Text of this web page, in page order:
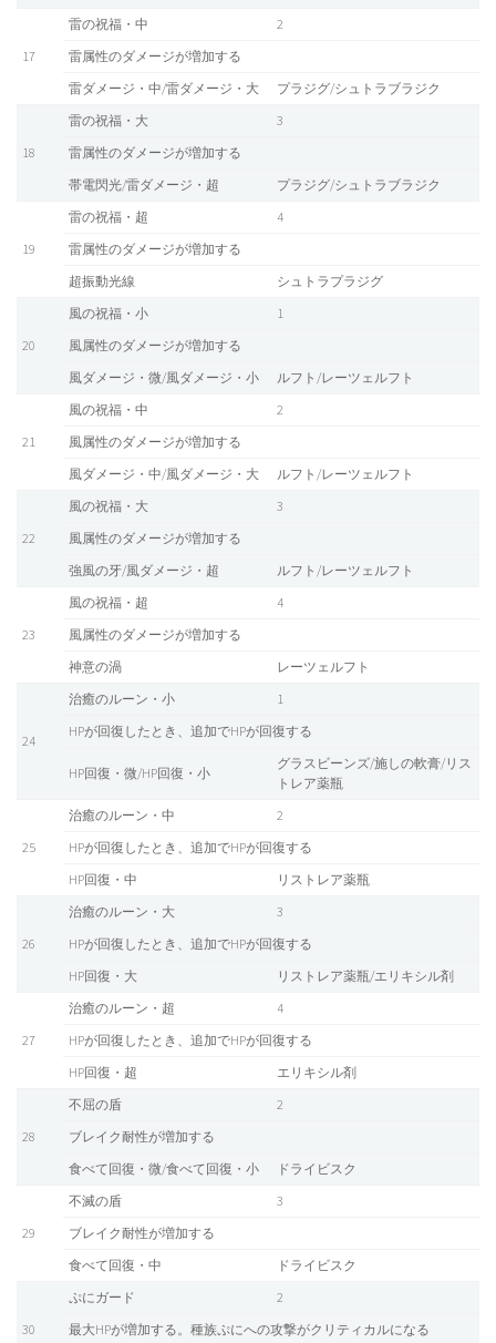
17
雷の祝福・中
2
雷属性のダメージが増加する
雷ダメージ・中/雷ダメージ・大
プラジグ/シュトラブラジク
18
雷の祝福・大
3
雷属性のダメージが増加する
帯電閃光/雷ダメージ・超
プラジグ/シュトラブラジク
19
雷の祝福・超
4
雷属性のダメージが増加する
超振動光線
シュトラプラジグ
20
風の祝福・小
1
風属性のダメージが増加する
風ダメージ・微/風ダメージ・小
ルフト/レーツェルフト
21
風の祝福・中
2
風属性のダメージが増加する
風ダメージ・中/風ダメージ・大
ルフト/レーツェルフト
22
風の祝福・大
3
風属性のダメージが増加する
強風の牙/風ダメージ・超
ルフト/レーツェルフト
23
風の祝福・超
4
風属性のダメージが増加する
神意の渦
レーツェルフト
24
治癒のルーン・小
1
HPが回復したとき、追加でHPが回復する
HP回復・微/HP回復・小
グラスビーンズ/施しの軟膏/リス
トレア薬瓶
25
治癒のルーン・中
2
HPが回復したとき、追加でHPが回復する
HP回復・中
リストレア薬瓶
26
治癒のルーン・大
3
HPが回復したとき、追加でHPが回復する
HP回復・大
リストレア薬瓶/エリキシル剤
27
治癒のルーン・超
4
HPが回復したとき、追加でHPが回復する
HP回復・超
エリキシル剤
28
不屈の盾
2
ブレイク耐性が増加する
食べて回復・微/食べて回復・小
ドライビスク
29
不滅の盾
3
ブレイク耐性が増加する
食べて回復・中
ドライビスク
30
ぷにガード
2
最大HPが増加する。種族ぷにへの攻撃がクリティカルになる